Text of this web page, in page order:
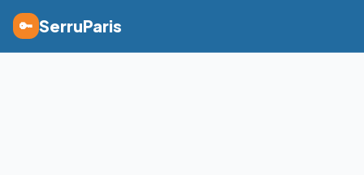
🔑 SerruParis